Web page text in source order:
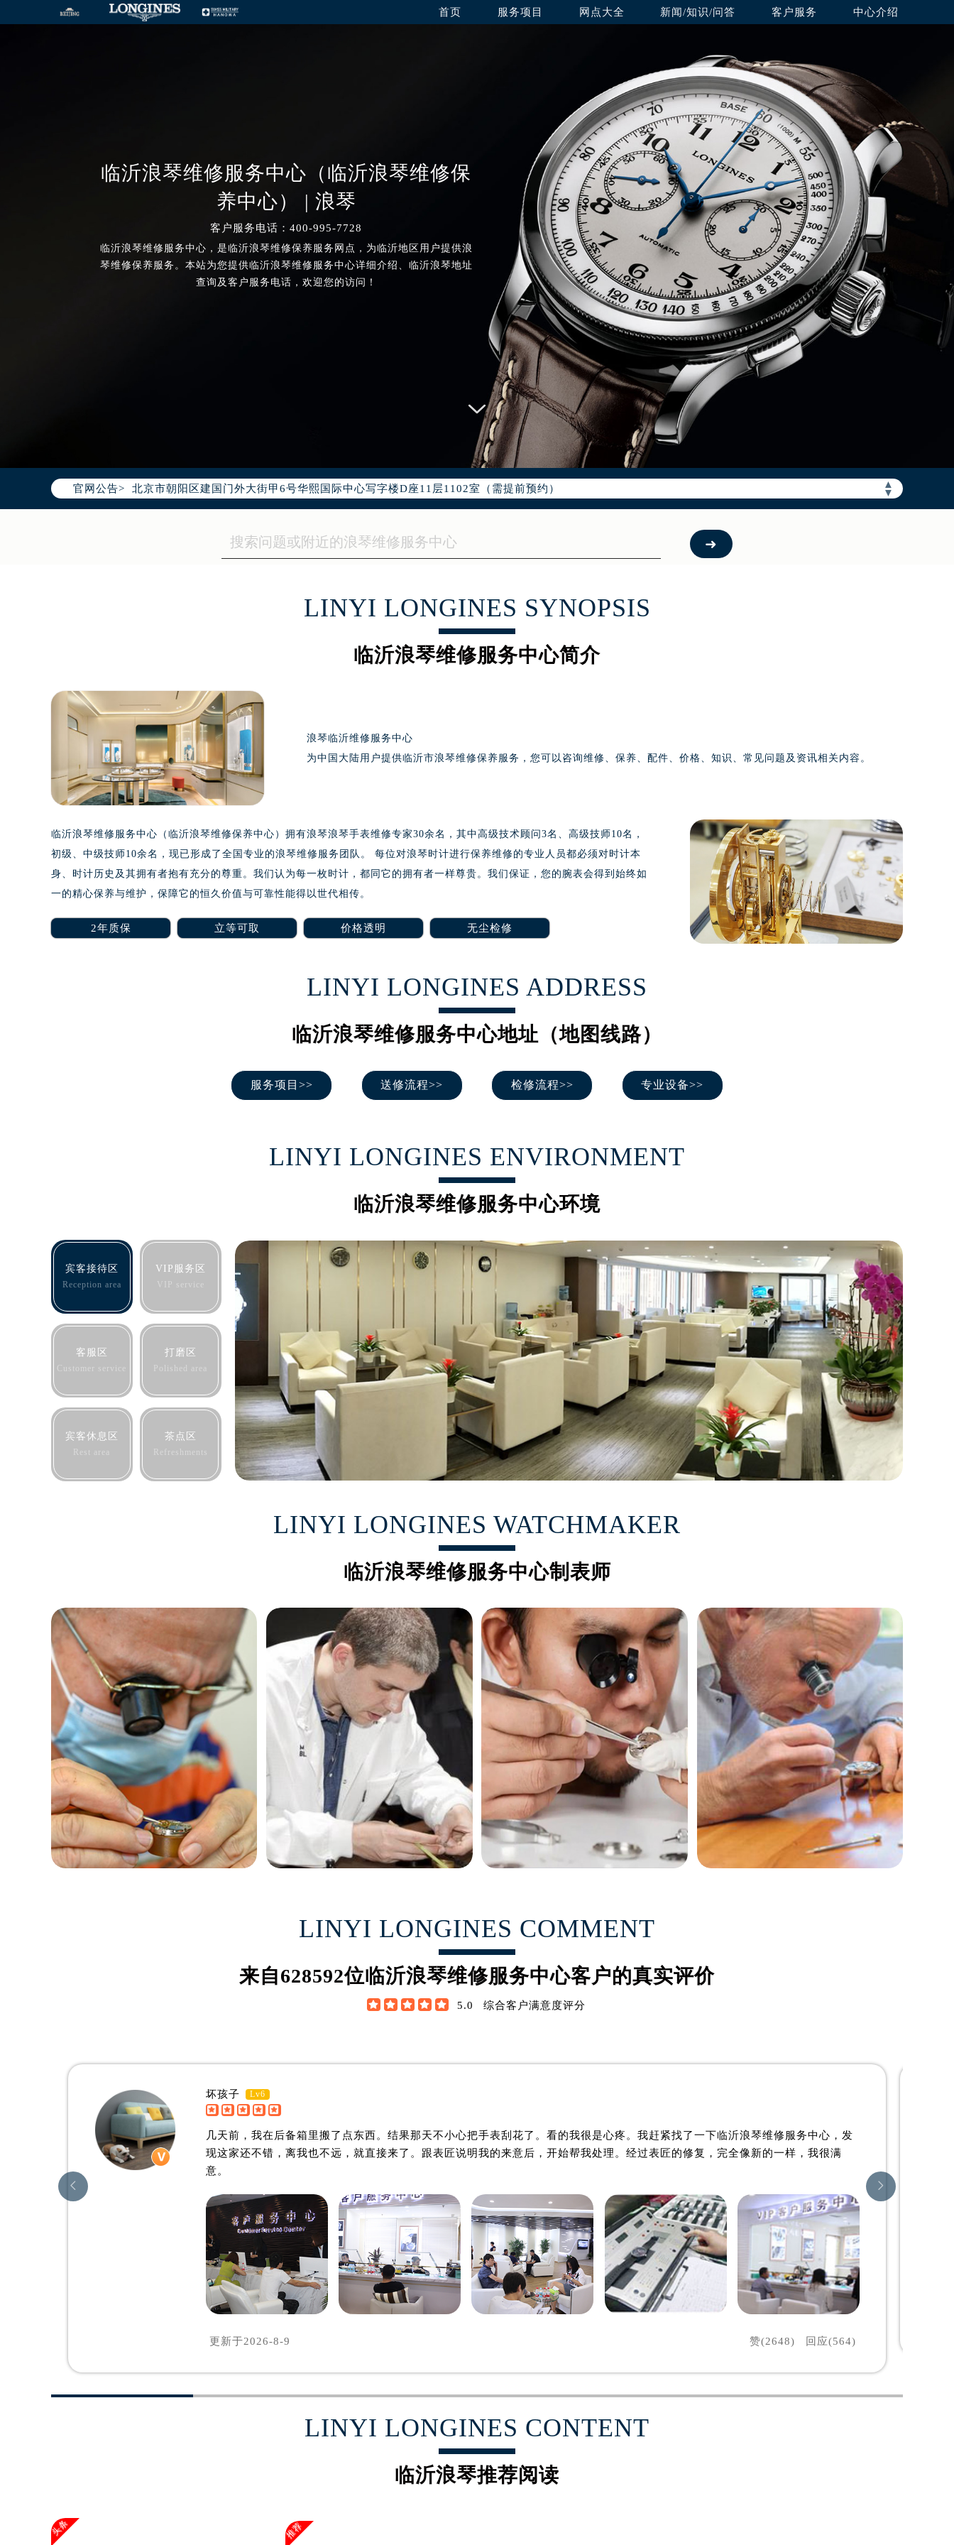
首页 服务项目 网点大全 新闻/知识/问答 客户服务 中心介绍
临沂浪琴维修服务中心（临沂浪琴维修保
养中心） | 浪琴
客户服务电话：400-995-7728
临沂浪琴维修服务中心，是临沂浪琴维修保养服务网点，为临沂地区用户提供浪
琴维修保养服务。本站为您提供临沂浪琴维修服务中心详细介绍、临沂浪琴地址
查询及客户服务电话，欢迎您的访问！
官网公告> ▲
▼
浪琴官方全国统一服务热线400-995-7728，服务覆盖中国大陆、香港、澳门、台湾全部区域（非大陆需加拨“+86”）
北京市东城区东长安街1号东方广场写字楼W3座6层602室（需提前预约）
北京市朝阳区建国门外大街甲6号华熙国际中心写字楼D座11层1102室（需提前预约）
天津市和平区赤峰道136号天津国际金融中心写字楼26层2603室（需提前预约）
上海市徐汇区虹桥路3号港汇中心写字楼2座37层3705室（需提前预约）
南京市秦淮区中山南路1号（新街口）南京中心写字楼22层C1-1室（需提前预约）
扬州市邗江区国展路29号星耀天地写字楼1号楼18层1803室（需提前预约）
盐城市盐都区世纪大道5号盐城金融城写字楼1号楼16层1604室（需提前预约）
泰州市海陵区永定东路399号置地商务中心东塔写字楼（华润万象城）17层1706室（需提前预约）
宁波市江北区大闸南路500号来福士广场办公楼20层2009室（需提前预约）
金华市金东区东市南街777号金华万达广场写字楼4号楼22层2209室（需提前预约）
绍兴市越城区胜利东路379号世茂天际中心写字楼8层805室（需提前预约）
嘉兴市南湖区广益路705号嘉兴世界贸易中心写字楼A座13层1304室（需提前预约）
南昌市红谷滩新区红谷中大道998号绿地双子塔（中央广场）A1座办公楼14层07室（需提前预约）
济南市历下区经十路11111号华润中心写字楼（万象城）15层1508室（需提前预约）
广州市天河区天河路230号万菱汇国际中心写字楼A塔7层704室（需提前预约）
广州市越秀区环市东路371-375号世界贸易中心大厦南塔写字楼15层07室（需提前预约）
深圳市罗湖区深南东路5001号华润大厦写字楼17层1701室（需提前预约）
惠州市惠城区江北文昌一路7号华贸大厦写字楼1座30层05室（需提前预约）
厦门市思明区湖滨东路95号华润大厦写字楼B座11层1104室（需提前预约）
成都市锦江区人民东路6号SAC东原中心写字楼24层2406B室（需提前预约）
郑州市二七区铭功路10号华润大厦写字楼29层2905室（需提前预约）
太原市迎泽区解放路15号亨得利名表服务中心（品牌授权店）3层整层（需提前预约）
沈阳市沈河区中街路137号亨得利名表服务中心（品牌授权店）1层整层（需提前预约）
沈阳市沈河区中街路83号亨得利名表服务中心（品牌授权店）1层整层（需提前预约）
温州市鹿城区锦绣路1067号置信广场10层1015室（需提前预约）
东莞市东城街道鸿福东路1号民盈国贸中心T1写字楼9层907室（需提前预约）
无锡市梁溪区人民中路139号恒隆广场写字楼1座11层1104室（需提前预约）
南通市崇川区工农路57号圆融广场写字楼16层1603室（需提前预约）
武汉市江汉区解放大道686号世界贸易大厦38层09室（需提前预约）
南宁市青秀区金湖路59号地王大厦12楼1224室（需提前预约）
合肥市蜀山区潜山路111号万象城华润大厦B座12楼03室（需提前预约）
泉州市丰泽区宝洲路729号浦西万达中心写字楼A座7楼709室（需提前预约）
青岛市南区山东路6号华润大厦B座22层04室（需提前预约）
烟台市芝罘区胜利路139号万达金融中心A座907室（需提前预约）
长春市朝阳区西安大路727号中银大厦A座(旺进大厦)18层09室（需提前预约）
贵阳市南明区都司高架桥路33号亨特国际金融中心14楼14D（需提前预约）
昆明市盘龙区北京路928号同德昆明广场写字楼10层06室（需提前预约）
石家庄市长安区中山东路39号勒泰中心写字楼B座13层07室（需提前预约）
西安市碑林区南关正街88号华侨城长安国际中心E座6楼10室（需提前预约）
海口市龙华区金贸东路5号海口华润大厦B座17层1707室（需提前预约）
唐山市路南区新华东道100号万达广场写字楼A座10层1002室（需提前预约）
内蒙古自治区呼和浩特市玉泉区大学西街70号华润万象城写字楼（鄂尔多斯大厦）23层2326室（需提前预约）
甘肃省兰州市七里河区西津西路16号兰州中心写字楼21层2102室（需提前预约）
重庆市解放碑渝中区民权路28号英利国际金融中心写字楼20层01室（需提前预约）
黑龙江省大庆市萨尔图区会战大街浪琴售后服务中心（需提前预约）
黑龙江省黑河市爱辉区中央街浪琴售后服务中心（需提前预约）
黑龙江省鸡西市鸡冠区红军路浪琴售后服务中心（需提前预约）
黑龙江省佳木斯市向阳区长安路浪琴售后服务中心（需提前预约）
黑龙江省牡丹江市东安区太平路浪琴售后服务中心（需提前预约）
黑龙江省七台河市桃山区大同街浪琴售后服务中心（需提前预约）
黑龙江省齐齐哈尔市龙沙区龙华路浪琴售后服务中心（需提前预约）
黑龙江省双鸭山市尖山区新兴大街浪琴售后服务中心（需提前预约）
黑龙江省绥化市北林区新华街与康庄路交叉口浪琴售后服务中心（需提前预约）
黑龙江省伊春市伊美区通河路浪琴售后服务中心（需提前预约）
吉林省白城市洮北区明仁南街浪琴售后服务中心（需提前预约）
吉林省白山市浑江区浑江大街浪琴售后服务中心（需提前预约）
吉林省吉林市船营区河南街浪琴售后服务中心（需提前预约）
吉林省辽源市龙山区人民大街浪琴售后服务中心（需提前预约）
吉林省松原市宁江区五环大街浪琴售后服务中心（需提前预约）
吉林省通化市东昌区环通乡江南大街浪琴售后服务中心（需提前预约）
辽宁省鞍山市铁东区站前街浪琴售后服务中心（需提前预约）
辽宁省本溪市平山区胜利路浪琴售后服务中心（需提前预约）
辽宁省葫芦岛市连山区中央路浪琴售后服务中心（需提前预约）
辽宁省锦州市古塔区中央大街浪琴售后服务中心（需提前预约）
辽宁省辽阳市白塔区新运大街浪琴售后服务中心（需提前预约）
辽宁省盘锦市兴隆台区石油大街浪琴售后服务中心（需提前预约）
辽宁省铁岭市银州区南马路浪琴售后服务中心（需提前预约）
辽宁省营口市站前区市府路与渤海大街交叉口浪琴售后服务中心（需提前预约）
辽宁省沈阳市沈河区中街路137号亨得利名表维修授权店1楼浪琴售后服务中心（需提前预约）
辽宁省沈阳市沈河区中街路83号亨得利名表维修授权店1楼浪琴售后服务中心（需提前预约）
北京市朝阳区建国门外大街甲6号华熙国际中心D座11层1102室浪琴售后服务中心（需提前预约）
北京市东城区东长安街1号王府井东方广场W3座6层602室浪琴售后服务中心（需提前预约）
河北省保定市竞秀区朝阳北大街北国先天下浪琴售后服务中心（需提前预约）
内蒙古自治区阿拉善盟市左旗土尔扈特大街浪琴售后服务中心（需提前预约）
内蒙古自治区巴彦淖尔市临河区新华街浪琴售后服务中心（需提前预约）
内蒙古自治区赤峰市红山区哈达街浪琴售后服务中心（需提前预约）
内蒙古自治区鄂尔多斯市东胜区伊金霍洛街浪琴售后服务中心（需提前预约）
内蒙古自治区呼伦贝尔市海拉尔区中央街浪琴售后服务中心（需提前预约）
内蒙古自治区通辽市科尔沁区明仁大街浪琴售后服务中心（需提前预约）
内蒙古自治区乌海市海勃湾区人民南路浪琴售后服务中心（需提前预约）
内蒙古自治区乌兰察布市集宁区恩和大街浪琴售后服务中心（需提前预约）
山西省大同市平城区迎宾街浪琴售后服务中心（需提前预约）
LINYI LONGINES SYNOPSIS
临沂浪琴维修服务中心简介
浪琴临沂维修服务中心
为中国大陆用户提供临沂市浪琴维修保养服务，您可以咨询维修、保养、配件、价格、知识、常见问题及资讯相关内容。
临沂浪琴维修服务中心（临沂浪琴维修保养中心）拥有浪琴浪琴手表维修专家30余名，其中高级技术顾问3名、高级技师10名，
初级、中级技师10余名，现已形成了全国专业的浪琴维修服务团队。 每位对浪琴时计进行保养维修的专业人员都必须对时计本
身、时计历史及其拥有者抱有充分的尊重。我们认为每一枚时计，都同它的拥有者一样尊贵。我们保证，您的腕表会得到始终如
一的精心保养与维护，保障它的恒久价值与可靠性能得以世代相传。
2年质保 立等可取 价格透明 无尘检修
LINYI LONGINES ADDRESS
临沂浪琴维修服务中心地址（地图线路）
服务项目>> 送修流程>> 检修流程>> 专业设备>>
LINYI LONGINES ENVIRONMENT
临沂浪琴维修服务中心环境
宾客接待区
Reception area
VIP服务区
VIP service
客服区
Customer service
打磨区
Polished area
宾客休息区
Rest area
茶点区
Refreshments
LINYI LONGINES WATCHMAKER
临沂浪琴维修服务中心制表师
临沂浪琴维修中心
约翰·维尔逊
是临沂浪琴维修服务中心
(临沂浪琴维修保养中心)
詹姆士·布朗
资深浪琴制表师
是临沂浪琴维修服务中心
(临沂浪琴维修保养中心)
的高级技师之一
LINYI LONGINES COMMENT
来自628592位临沂浪琴维修服务中心客户的真实评价
     5.0 综合客户满意度评分
坏孩子 Lv6
几天前，我在后备箱里搬了点东西。结果那天不小心把手表刮花了。看的我很是心疼。我赶紧找了一下临沂浪琴维修服务中心，发
现这家还不错，离我也不远，就直接来了。跟表匠说明我的来意后，开始帮我处理。经过表匠的修复，完全像新的一样，我很满
意。
更新于2026-8-9 赞(2648) 回应(564)


LINYI LONGINES CONTENT
临沂浪琴推荐阅读
头条 推荐